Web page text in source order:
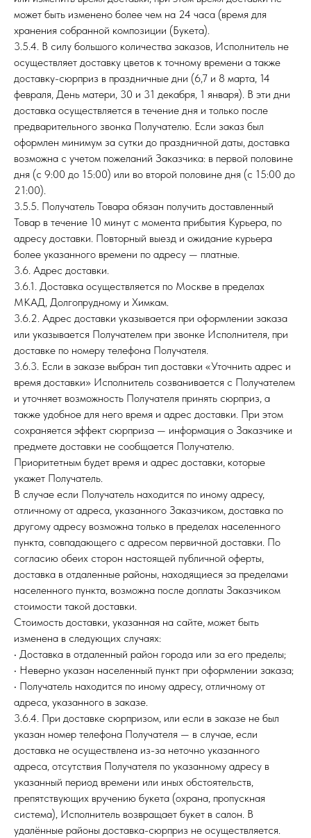
может быть изменено более чем на 24 часа (время для
хранения собранной композиции (Букета).
3.5.4. В силу большого количества заказов, Исполнитель не
осуществляет доставку цветов к точному времени а также
доставку-сюрприз в праздничные дни (6,7 и 8 марта, 14
февраля, День матери, 30 и 31 декабря, 1 января). В эти дни
доставка осуществляется в течение дня и только после
предварительного звонка Получателю. Если заказ был
оформлен минимум за сутки до праздничной даты, доставка
возможна с учетом пожеланий Заказчика: в первой половине
дня (с 9:00 до 15:00) или во второй половине дня (с 15:00 до
21:00).
3.5.5. Получатель Товара обязан получить доставленный
Товар в течение 10 минут с момента прибытия Курьера, по
адресу доставки. Повторный выезд и ожидание курьера
более указанного времени по адресу — платные.
3.6. Адрес доставки.
3.6.1. Доставка осуществляется по Москве в пределах
МКАД, Долгопрудному и Химкам.
3.6.2. Адрес доставки указывается при оформлении заказа
или указывается Получателем при звонке Исполнителя, при
доставке по номеру телефона Получателя.
3.6.3. Если в заказе выбран тип доставки «Уточнить адрес и
время доставки» Исполнитель созванивается с Получателем
и уточняет возможность Получателя принять сюрприз, а
также удобное для него время и адрес доставки. При этом
сохраняется эффект сюрприза — информация о Заказчике и
предмете доставки не сообщается Получателю.
Приоритетным будет время и адрес доставки, которые
укажет Получатель.
В случае если Получатель находится по иному адресу,
отличному от адреса, указанного Заказчиком, доставка по
другому адресу возможна только в пределах населенного
пункта, совпадающего с адресом первичной доставки. По
согласию обеих сторон настоящей публичной оферты,
доставка в отдаленные районы, находящиеся за пределами
населенного пункта, возможна после доплаты Заказчиком
стоимости такой доставки.
Стоимость доставки, указанная на сайте, может быть
изменена в следующих случаях:
• Доставка в отдаленный район города или за его пределы;
• Неверно указан населенный пункт при оформлении заказа;
• Получатель находится по иному адресу, отличному от
адреса, указанного в заказе.
3.6.4. При доставке сюрпризом, или если в заказе не был
указан номер телефона Получателя — в случае, если
доставка не осуществлена из-за неточно указанного
адреса, отсутствия Получателя по указанному адресу в
указанный период времени или иных обстоятельств,
препятствующих вручению букета (охрана, пропускная
система), Исполнитель возвращает букет в салон. В
удалённые районы доставка-сюрприз не осуществляется.